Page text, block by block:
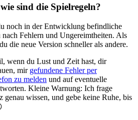
sind die Spielregeln?
noch in der Entwicklung befindliche
Fehlern und Ungereimtheiten. Als
die neue Version schneller als andere.
wenn du Lust und Zeit hast, dir
mir gefundene Fehler per
zu melden und auf eventuelle
Kleine Warnung: Ich frage
genau wissen, und gebe keine Ruhe, bis